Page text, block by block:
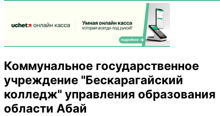
Коммунальное государственное
учреждение "Бескарагайский
колледж" управления образования
области Абай